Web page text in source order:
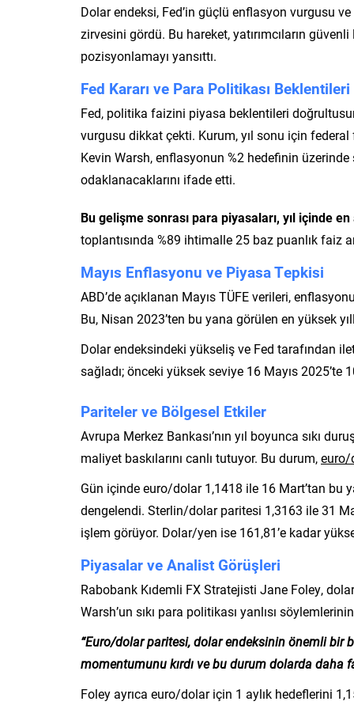
Dolar endeksi, Fed’in güçlü enflasyon vurgusu
zirvesini gördü. Bu hareket, yatırımcıların
pozisyonlamayı yansıttı.
Fed Kararı ve Para Politikası Beklentileri
Fed, politika faizini piyasa beklentileri
vurgusu dikkat çekti. Kurum, yıl sonu için federal
Kevin Warsh, enflasyonun %2 hedefinin
odaklanacaklarını ifade etti.
Bu gelişme sonrası para piyasaları, yıl içinde en
toplantısında %89 ihtimalle 25 baz puanlık faiz
Mayıs Enflasyonu ve Piyasa Tepkisi
ABD’de açıklanan Mayıs TÜFE verileri,
Bu, Nisan 2023’ten bu yana görülen en yüksek
Dolar endeksindeki yükseliş ve Fed tarafından
sağladı; önceki yüksek seviye 16 Mayıs
Pariteler ve Bölgesel Etkiler
Avrupa Merkez Bankası’nın yıl boyunca sıkı
maliyet baskılarını canlı tutuyor. Bu durum,euro/
Gün içinde euro/dolar 1,1418 ile 16 Mart’tan bu
dengelendi. Sterlin/dolar paritesi 1,3163 ile 31
işlem görüyor. Dolar/yen ise 161,81’e kadar
Piyasalar ve Analist Görüşleri
Rabobank Kıdemli FX Stratejisti Jane Foley,
Warsh’un sıkı para politikası yanlısı
“Euro/dolar paritesi, dolar endeksinin önemli bir
momentumunu kırdı ve bu durum dolarda daha
Foley ayrıca euro/dolar için 1 aylık hedeflerini